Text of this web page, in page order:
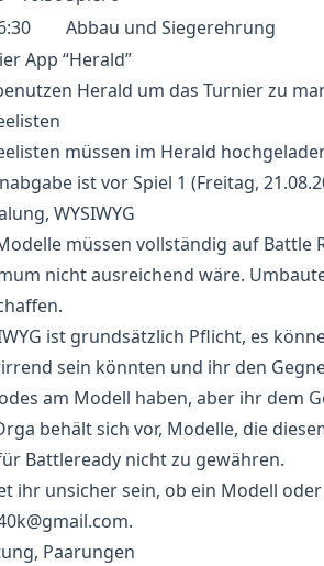
Abbau und Siegerehrung
App “Herald”
Herald um das Turnier zu
müssen im Herald
ist vor Spiel 1 (Freitag,
WYSIWYG
müssen vollständig auf Battle
nicht ausreichend wäre.
ist grundsätzlich Pflicht, es
sein könnten und ihr den
am Modell haben, aber ihr dem
behält sich vor, Modelle, die
Battleready nicht zu gewähren.
ihr unsicher sein, ob ein Modell
.
Paarungen